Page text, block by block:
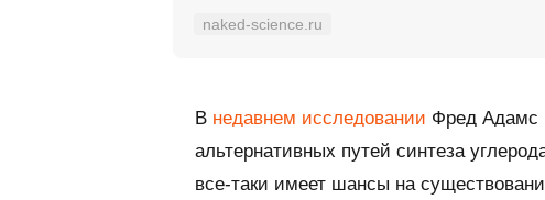
naked-science.ru
В недавнем исследовании Фред Адамс
альтернативных путей синтеза
все-таки имеет шансы на